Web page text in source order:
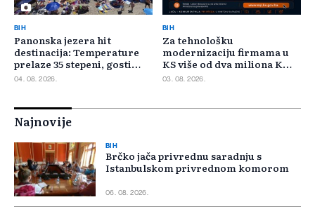
BIH
Panonska jezera hit
destinacija: Temperature
prelaze 35 stepeni, gosti
pristižu iz cijele regije
04. 08. 2026.
BIH
Za tehnološku
modernizaciju firmama u
KS više od dva miliona KM,
odbijeno 135 prijava
03. 08. 2026.
Najnovije
BIH
Brčko jača privrednu saradnju s
Istanbulskom privrednom komorom
06. 08. 2026.